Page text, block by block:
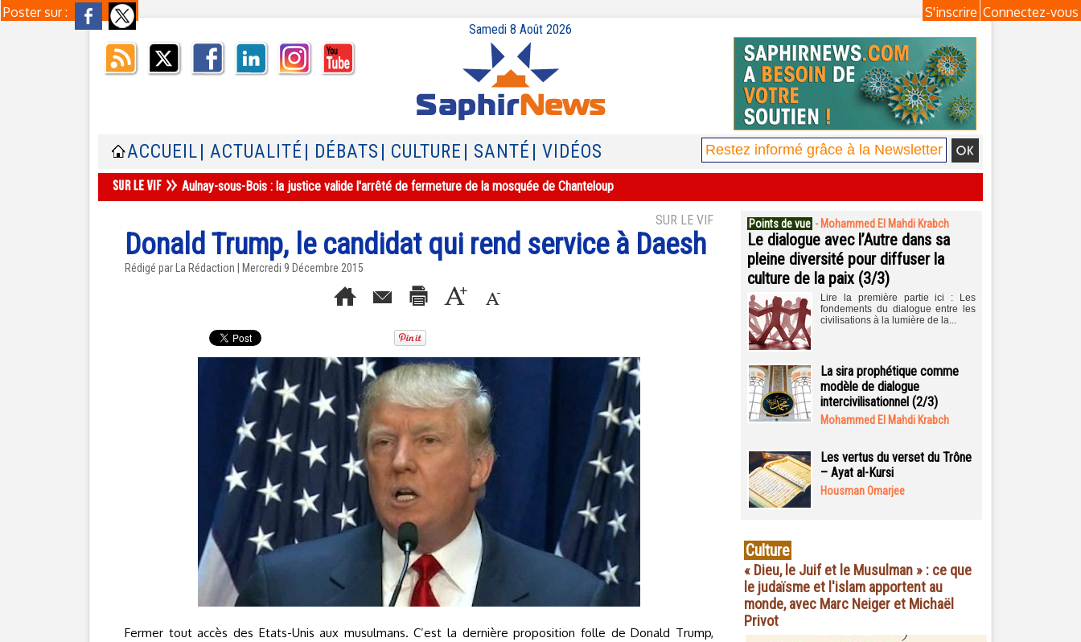
Poster sur : Connectez-vous
S'inscrire
Samedi 8 Août 2026
ACCUEIL | ACTUALITÉ | DÉBATS | CULTURE | SANTÉ | VIDÉOS
Aulnay-sous-Bois : la justice valide l'arrêté de fermeture de la mosquée de Chanteloup
SUR LE VIF
Donald Trump, le candidat qui rend service à Daesh
Rédigé par La Rédaction | Mercredi 9 Décembre 2015
Fermer tout accès des Etats-Unis aux musulmans. C’est la dernière proposition folle de Donald Trump,
Points de vue - Mohammed El Mahdi Krabch
Le dialogue avec l’Autre dans sa
pleine diversité pour diffuser la
culture de la paix (3/3)
Lire la première partie ici : Les
fondements du dialogue entre les
civilisations à la lumière de la...
La sira prophétique comme
modèle de dialogue
intercivilisationnel (2/3)
Mohammed El Mahdi Krabch
Les vertus du verset du Trône
– Ayat al-Kursi
Housman Omarjee
Culture
« Dieu, le Juif et le Musulman » : ce que
le judaïsme et l'islam apportent au
monde, avec Marc Neiger et Michaël
Privot